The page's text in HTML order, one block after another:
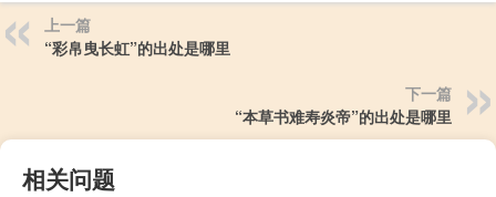
上一篇
“彩帛曳长虹”的出处是哪里
下一篇
“本草书难寿炎帝”的出处是哪里
相关问题